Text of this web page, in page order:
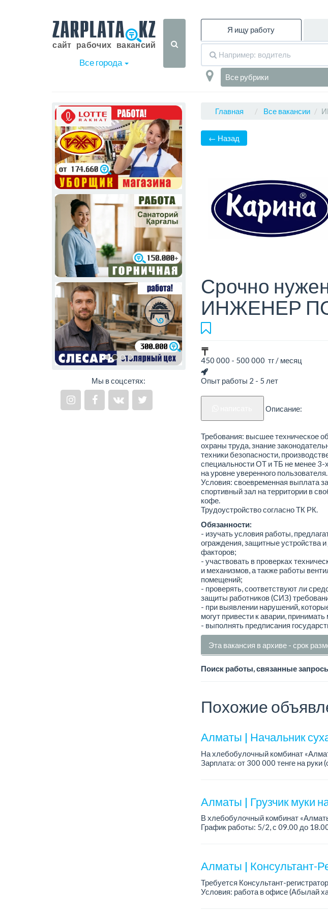
Все города
Я ищу работу
Все рубрики
Мы в соцсетях:
Главная Все вакансии
← Назад
Срочно
ИНЖЕНЕР
450 000 - 500 000 тг / месяц
Опыт работы 2 - 5 лет
Описание:
Требования: высшее техническое
охраны труда, знание
техники безопасности,
специальности ОТ и ТБ не менее 3-
на уровне уверенного пользователя.
Условия: своевременная выплата
спортивный зал на территории в
кофе.
Трудоустройство согласно ТК РК.
Обязанности:
- изучать условия работы,
ограждения, защитные устройства
факторов;
- участвовать в проверках
и механизмов, а также работы
помещений;
- проверять, соответствуют ли
защиты работников (СИЗ)
- при выявлении нарушений,
могут привести к аварии,
- выполнять предписания
Эта вакансия в архиве - срок
Поиск работы, связанные
Похожие
Алматы | Начальник
На хлебобулочный комбинат
Зарплата: от 300 000 тенге на руки
Алматы | Грузчик муки
В хлебобулочный комбинат
График работы: 5/2, с 09.00 до
Алматы | Консультант-
Требуется Консультант-
Условия: работа в офисе (Абылай